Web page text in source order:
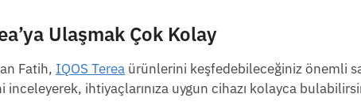
Ulaşmak Çok Kolay
Fatih, IQOS Terea ürünlerini keşfedebileceğiniz önemli
ihtiyaçlarınıza uygun cihazı kolayca